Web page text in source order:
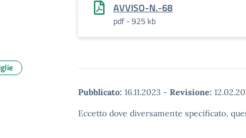
AVVISO-N.-68
pdf - 925 kb
Pubblicato: 16.11.2023 - Revisione:
Eccetto dove diversamente specificato,